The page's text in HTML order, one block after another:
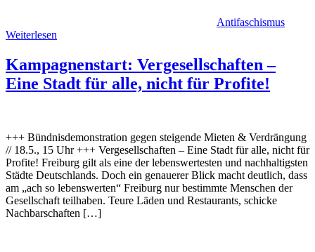
Antifaschismus
Weiterlesen
Kampagnenstart: Vergesellschaften –
Eine Stadt für alle, nicht für Profite!
+++ Bündnisdemonstration gegen steigende Mieten & Verdrängung
// 18.5., 15 Uhr +++ Vergesellschaften – Eine Stadt für alle, nicht für
Profite! Freiburg gilt als eine der lebenswertesten und nachhaltigsten
Städte Deutschlands. Doch ein genauerer Blick macht deutlich, dass
am „ach so lebenswerten“ Freiburg nur bestimmte Menschen der
Gesellschaft teilhaben. Teure Läden und Restaurants, schicke
Nachbarschaften […]